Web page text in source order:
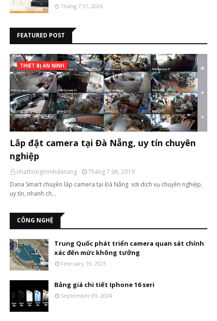
Tháng 7 31, 2026
FEATURED POST
THIẾT BỊ AN NINH
Lắp đặt camera tại Đà Nẵng, uy tín chuyên
nghiệp
nhathongminhdanang
Tháng 7 06, 2019
Dana Smart chuyên lắp camera tại Đà Nẵng với dịch vụ chuyên nghiệp,
uy tín, nhanh ch…
CÔNG NGHỆ
Trung Quốc phát triển camera quan sát chính
xác đến mức không tưởng
February 19, 2025
Bảng giá chi tiết Iphone 16 seri
September 09, 2024